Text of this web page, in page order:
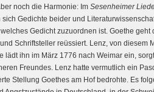
noch die Harmonie: ImSesenheimer
Gedichte beider und
Gedicht zuzuordnen ist. Goethe geht
Schriftsteller reüssiert. Lenz, von diesem
lädt ihn im März 1776 nach Weimar ein,
Freundes. Lenz hatte vermutlich ein
Stellung Goethes am Hof bedrohte. Es